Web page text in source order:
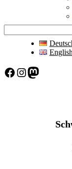
English
Facebook Instagram Mastodon